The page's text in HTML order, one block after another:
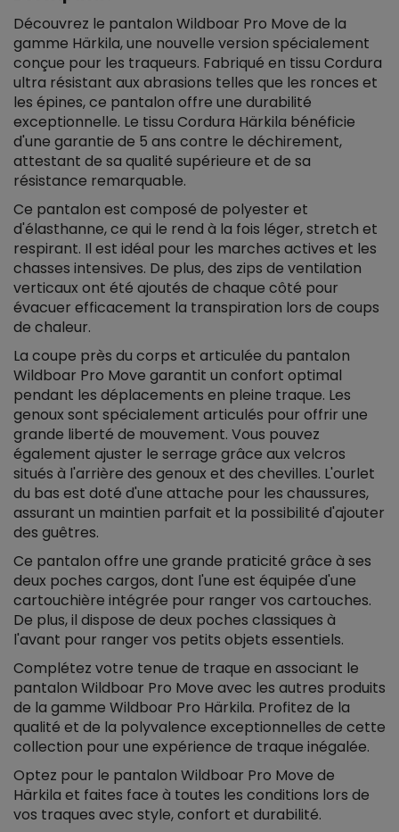
Découvrez le pantalon Wildboar Pro Move de la
gamme Härkila, une nouvelle version spécialement
conçue pour les traqueurs. Fabriqué en tissu Cordura
ultra résistant aux abrasions telles que les ronces et
les épines, ce pantalon offre une durabilité
exceptionnelle. Le tissu Cordura Härkila bénéficie
d'une garantie de 5 ans contre le déchirement,
attestant de sa qualité supérieure et de sa
résistance remarquable.
Ce pantalon est composé de polyester et
d'élasthanne, ce qui le rend à la fois léger, stretch et
respirant. Il est idéal pour les marches actives et les
chasses intensives. De plus, des zips de ventilation
verticaux ont été ajoutés de chaque côté pour
évacuer efficacement la transpiration lors de coups
de chaleur.
La coupe près du corps et articulée du pantalon
Wildboar Pro Move garantit un confort optimal
pendant les déplacements en pleine traque. Les
genoux sont spécialement articulés pour offrir une
grande liberté de mouvement. Vous pouvez
également ajuster le serrage grâce aux velcros
situés à l'arrière des genoux et des chevilles. L'ourlet
du bas est doté d'une attache pour les chaussures,
assurant un maintien parfait et la possibilité d'ajouter
des guêtres.
Ce pantalon offre une grande praticité grâce à ses
deux poches cargos, dont l'une est équipée d'une
cartouchière intégrée pour ranger vos cartouches.
De plus, il dispose de deux poches classiques à
l'avant pour ranger vos petits objets essentiels.
Complétez votre tenue de traque en associant le
pantalon Wildboar Pro Move avec les autres produits
de la gamme Wildboar Pro Härkila. Profitez de la
qualité et de la polyvalence exceptionnelles de cette
collection pour une expérience de traque inégalée.
Optez pour le pantalon Wildboar Pro Move de
Härkila et faites face à toutes les conditions lors de
vos traques avec style, confort et durabilité.